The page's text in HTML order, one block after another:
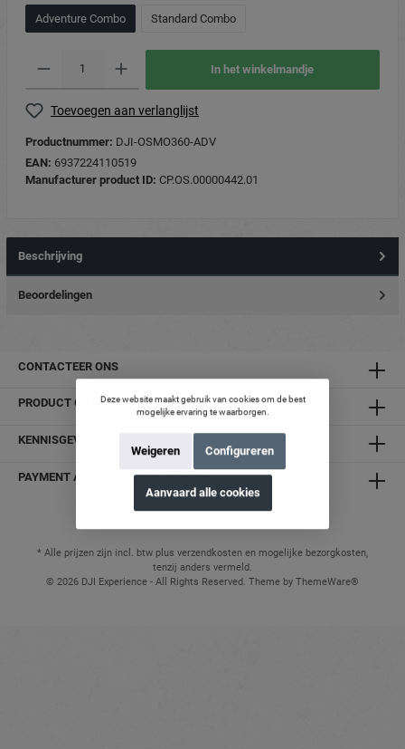
Adventure Combo Standard Combo
In het winkelmandje
Toevoegen aan verlanglijst
Productnummer: DJI-OSMO360-ADV
EAN: 6937224110519
Manufacturer product ID: CP.OS.00000442.01
Beschrijving
Beoordelingen
CONTACTEER ONS
PRODUCT CATEGORIEËN
KENNISGEVING
PAYMENT AND SHIPPING METHODS
* Alle prijzen zijn incl. btw plus verzendkosten en mogelijke bezorgkosten,
tenzij anders vermeld.
© 2026 DJI Experience - All Rights Reserved. Theme by ThemeWare®
Deze website maakt gebruik van cookies om de best
mogelijke ervaring te waarborgen.
Weigeren Configureren
Aanvaard alle cookies